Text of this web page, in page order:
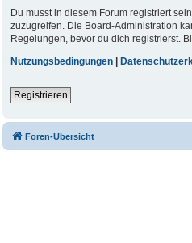
Du musst in diesem Forum registriert
zuzugreifen. Die Board-Administration
Regelungen, bevor du dich registrierst.
Nutzungsbedingungen
Registrieren
Foren-Übersicht